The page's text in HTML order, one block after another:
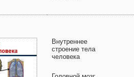
Внутреннее
строение тела
человека